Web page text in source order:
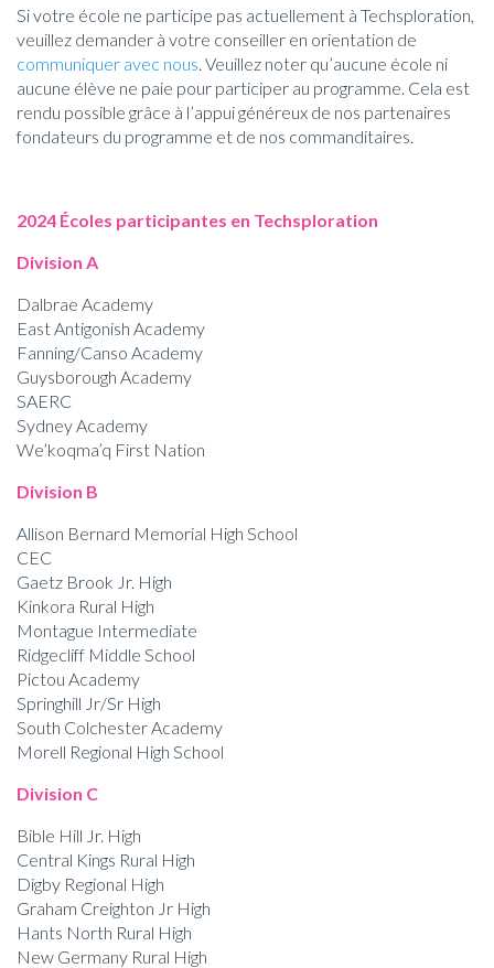
Si votre école ne participe pas actuellement à Techsploration,
veuillez demander à votre conseiller en orientation de
communiquer avec nous. Veuillez noter qu’aucune école ni
aucune élève ne paie pour participer au programme. Cela est
rendu possible grâce à l’appui généreux de nos partenaires
fondateurs du programme et de nos commanditaires.
2024 Écoles participantes en Techsploration
Division A
Dalbrae Academy
East Antigonish Academy
Fanning/Canso Academy
Guysborough Academy
SAERC
Sydney Academy
We’koqma’q First Nation
Division B
Allison Bernard Memorial High School
CEC
Gaetz Brook Jr. High
Kinkora Rural High
Montague Intermediate
Ridgecliff Middle School
Pictou Academy
Springhill Jr/Sr High
South Colchester Academy
Morell Regional High School
Division C
Bible Hill Jr. High
Central Kings Rural High
Digby Regional High
Graham Creighton Jr High
Hants North Rural High
New Germany Rural High